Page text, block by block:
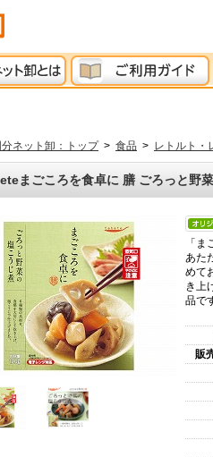
分ネット卸：トップ > 食品 > レトルト・
まごころを食卓に 膳 ごろっと野
「
あた
めて
き上
品で
販